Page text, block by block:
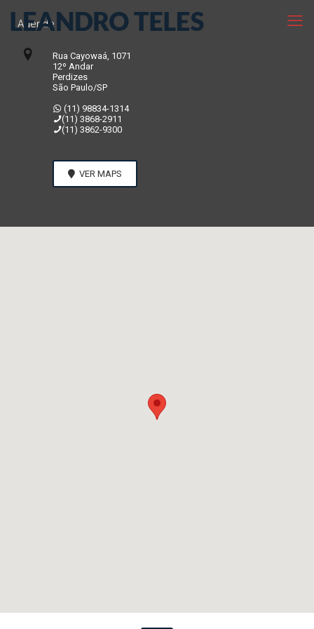
Agende
Rua Cayowaá, 1071
12º Andar
Perdizes
São Paulo/SP
(11) 98834-1314
(11) 3868-2911
(11) 3862-9300
VER MAPS